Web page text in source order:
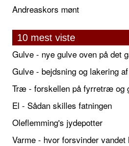
Andreaskors mønt
10 mest viste
Gulve - nye gulve oven på det
Gulve - bejdsning og lakering
Træ - forskellen på fyrretræ og
El - Sådan skilles fatningen
Oleflemming's jydepotter
Varme - hvor forsvinder vandet